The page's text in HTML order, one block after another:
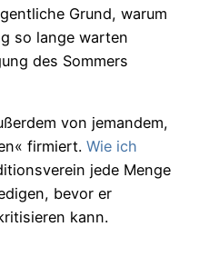
Grund, warum
so lange warten
des Sommers
von jemandem,
firmiert. Wie ich
jede Menge
bevor er
kann.